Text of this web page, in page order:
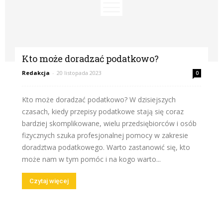
Kto może doradzać podatkowo?
Redakcja - 20 listopada 2023 0
Kto może doradzać podatkowo? W dzisiejszych
czasach, kiedy przepisy podatkowe stają się coraz
bardziej skomplikowane, wielu przedsiębiorców i osób
fizycznych szuka profesjonalnej pomocy w zakresie
doradztwa podatkowego. Warto zastanowić się, kto
może nam w tym pomóc i na kogo warto...
Czytaj więcej